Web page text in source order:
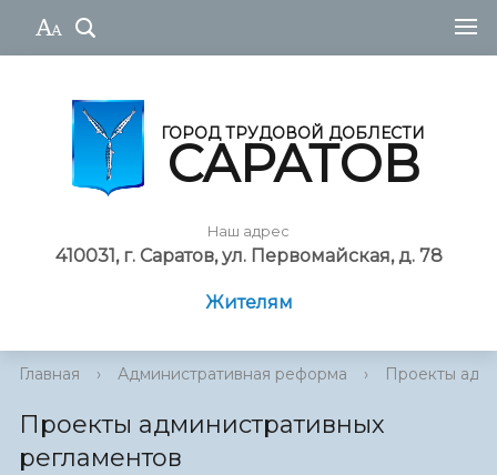
ГОРОД ТРУДОВОЙ ДОБЛЕСТИ
САРАТОВ
Наш адрес
410031, г. Саратов, ул. Первомайская, д. 78
Жителям
Главная › Административная реформа › Проекты
Проекты административных
регламентов